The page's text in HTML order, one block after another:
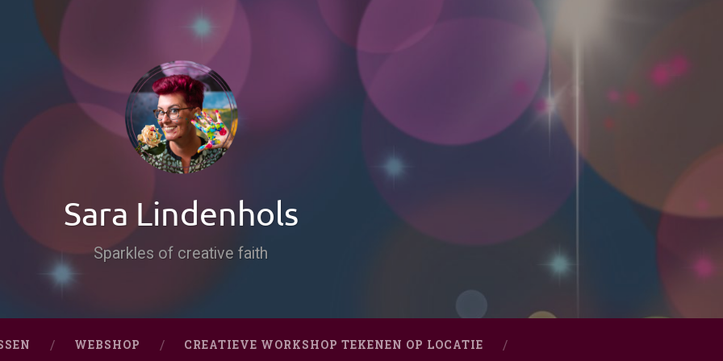
Sara Lindenhols
Sparkles of creative faith
WEBSHOP CREATIEVE WORKSHOP TEKENEN OP LOCATIE